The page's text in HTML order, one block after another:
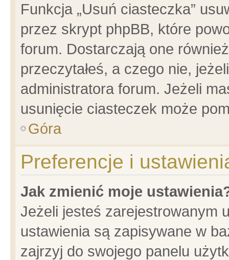
Funkcja „Usuń ciasteczka”
przez skrypt phpBB, które
forum. Dostarczają one
przeczytałeś, a czego nie,
administratora forum. Jeżeli
usunięcie ciasteczek może
Góra
Preferencje i
Jak zmienić moje
Jeżeli jesteś zarejestrowanym
ustawienia są zapisywane w
zajrzyj do swojego panelu